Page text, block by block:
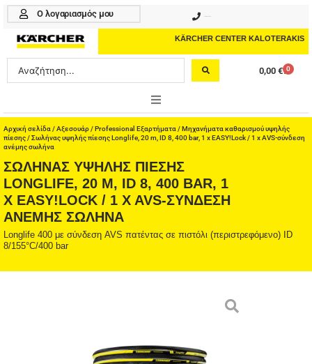
Μετάβαση
περιεχόμενο
Ο λογαριασμός μου
KÄRCHER CENTER KALOTERAKIS
Search
...
0,00 € 0
Cart
ONLINE SHOP
PROFESSIONAL
ΑΞΕΣΟΥΑΡ
ΚΑΘΑΡΙΣΤΙΚΑ
ΥΠΗΡΕΣΙΕΣ-ΝΕΑ-ΛΥΣΕΙΣ
Αρχική σελίδα /Αξεσουάρ/Professional Εξαρτήματα /Μηχανήματα καθαρισμού υψηλής
πίεσης/ Σωλήνας υψηλής πίεσης Longlife, 20 m, ID 8, 400 bar, 1 x EASY!Lock / 1 x AVS-σύνδεση
ανέμης σωλήνα
ΣΩΛΉΝΑΣ ΥΨΗΛΉΣ ΠΊΕΣΗΣ
LONGLIFE, 20 M, ID 8, 400 BAR, 1
X EASY!LOCK / 1 X AVS-ΣΎΝΔΕΣΗ
ΑΝΈΜΗΣ ΣΩΛΉΝΑ
Longlife 400 με σύνδεση AVS πατέντας σε πιστόλι (περιστρεφόμενο) ID
8/155°C/400 bar